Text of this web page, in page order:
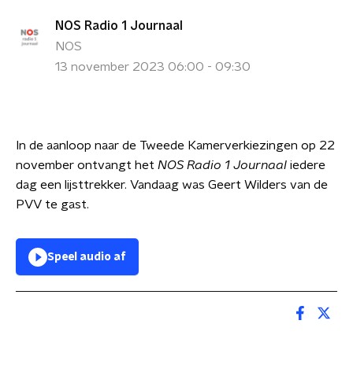
NOS Radio 1 Journaal
NOS
13 november 2023 06:00 - 09:30
In de aanloop naar de Tweede Kamerverkiezingen op 22
november ontvangt het NOS Radio 1 Journaal iedere
dag een lijsttrekker. Vandaag was Geert Wilders van de
PVV te gast.
Speel audio af